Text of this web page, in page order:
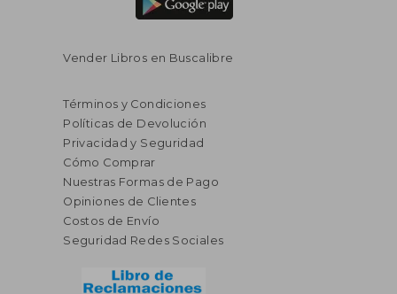
Vender Libros en Buscalibre
Términos y Condiciones
Políticas de Devolución
Privacidad y Seguridad
Cómo Comprar
Nuestras Formas de Pago
Opiniones de Clientes
Costos de Envío
Seguridad Redes Sociales